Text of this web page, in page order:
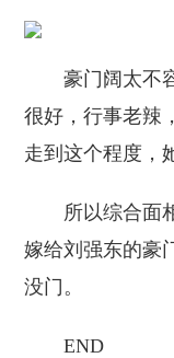
豪门阔太不容
很好，行事老辣
走到这个程度，
所以综合面相
嫁给刘强东的豪
没门。
END